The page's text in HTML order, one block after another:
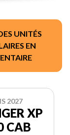
UNITÉS
EN
2027
XP
CAB